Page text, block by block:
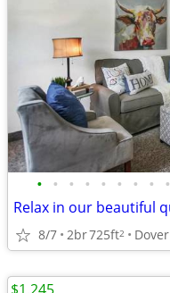
• • • • • • • • •
8/7 2br725ft2 Dover